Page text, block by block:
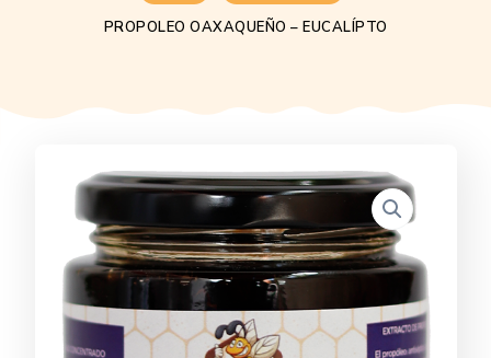
PROPOLEO OAXAQUEÑO – EUCALÍPTO